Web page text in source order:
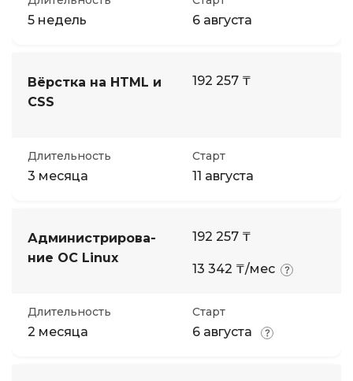
5 недель 6 августа
Вёрстка на HTML и
CSS
192 257 ₸
Длительность
3 месяца
Старт
11 августа
Администрирова­
ние ОС Linux
192 257 ₸
13 342 ₸/мес
Длительность
2 месяца
Старт
6 августа